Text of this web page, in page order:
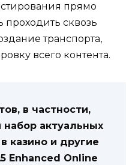
прямо
проходить сквозь
транспорта,
всего контента.
в частности,
актуальных
казино и другие
Enhanced Online